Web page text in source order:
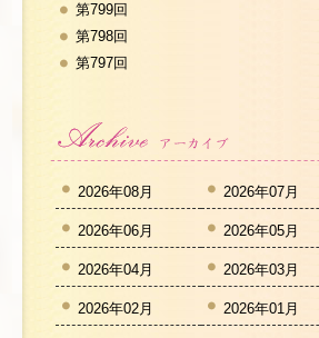
第799回
第798回
第797回
2026年08月 2026年07月
2026年06月 2026年05月
2026年04月 2026年03月
2026年02月 2026年01月